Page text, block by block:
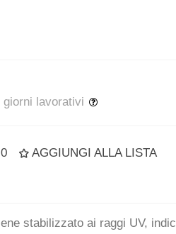
giorni lavorativi
0 AGGIUNGI ALLA LISTA
stabilizzato ai raggi UV,